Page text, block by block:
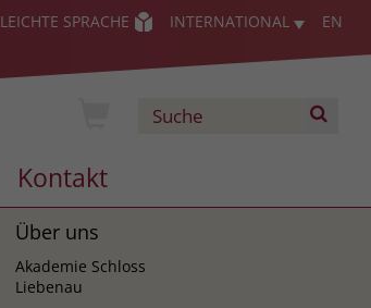
LEICHTE SPRACHE INTERNATIONAL EN
Kontakt
Über uns
Akademie Schloss
Liebenau